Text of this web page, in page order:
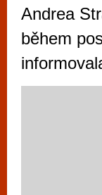
Andrea
během
vyzkoušet
metropoli
po